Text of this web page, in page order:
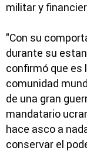
militar y
"Con su
durante su
confirmó que es
comunidad
de una gran
mandatario
hace asco a
conservar el